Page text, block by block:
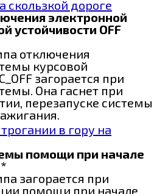
электронной
устойчивости OFF
отключения
курсовой
загорается при
Она гаснет при
перезапуске системы
помощи при начале
загорается при
помощи при начале